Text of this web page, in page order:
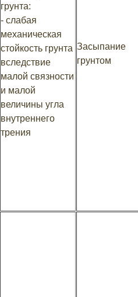
грунта:
- слабая
механическая
стойкость грунта
вследствие
малой связности
и малой
величины угла
внутреннего
трения
Засыпание
грунтом